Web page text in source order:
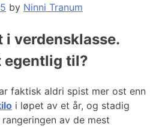
by Ninni Tranum
i verdensklasse.
egentlig til?
faktisk aldri spist mer ost enn
i løpet av et år, og stadig
av de mest